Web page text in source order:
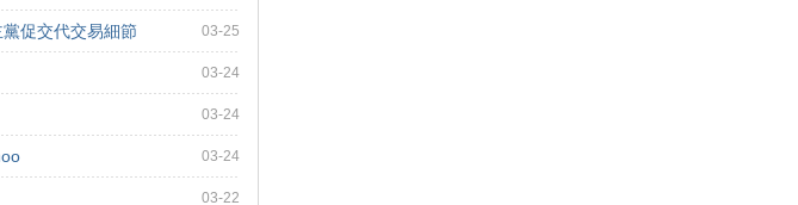
03-25
促交代交易細節
03-24
03-24
03-24
03-22